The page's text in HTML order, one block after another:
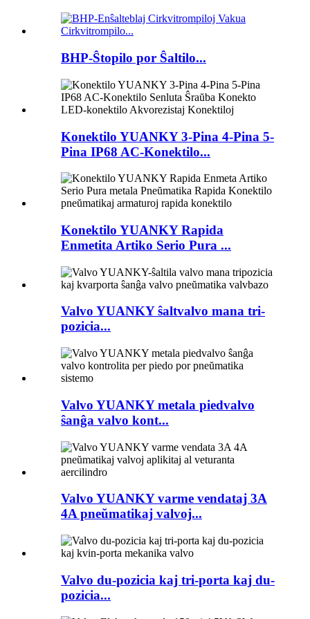
BHP-Ŝtopilo por Ŝaltilo...
Konektilo YUANKY 3-Pina 4-Pina 5-
Pina IP68 AC-Konektilo...
Konektilo YUANKY Rapida
Enmetita Artiko Serio Pura ...
Valvo YUANKY ŝaltvalvo mana tri-
pozicia...
Valvo YUANKY metala piedvalvo
ŝanĝa valvo kont...
Valvo YUANKY varme vendataj 3A
4A pneŭmatikaj valvoj...
Valvo du-pozicia kaj tri-porta kaj du-
pozicia...